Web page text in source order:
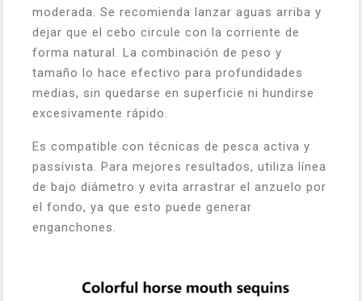
moderada. Se recomienda lanzar aguas arriba y
dejar que el cebo circule con la corriente de
forma natural. La combinación de peso y
tamaño lo hace efectivo para profundidades
medias, sin quedarse en superficie ni hundirse
excesivamente rápido.
Es compatible con técnicas de pesca activa y
passívista. Para mejores resultados, utiliza línea
de bajo diámetro y evita arrastrar el anzuelo por
el fondo, ya que esto puede generar
enganchones.